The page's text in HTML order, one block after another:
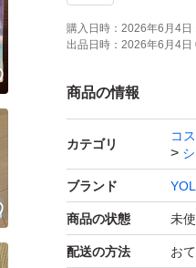
【ブランド】YOLU
【商品名】リラッ
【内容量】各370ml
【カラー】ブルー
よろしくお願いい
購入日時： 2026年6月4日
出品日時： 2026年6月4日
商品の情報
カテゴリ
コ
ブランド
商品の状態 未
配送の方法 お